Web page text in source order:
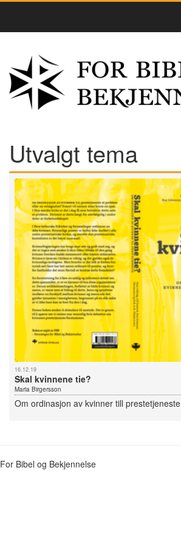
Utvalgt tema
16.12.19
Skal kvinnene tie?
Maria Birgersson
Om ordinasjon av kvinner till prestetjeneste
For Bibel og Bekjennelse